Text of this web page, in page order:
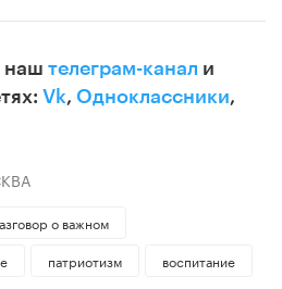
наш телеграм-канал и
Vk, Одноклассники,
о важном
патриотизм воспитание